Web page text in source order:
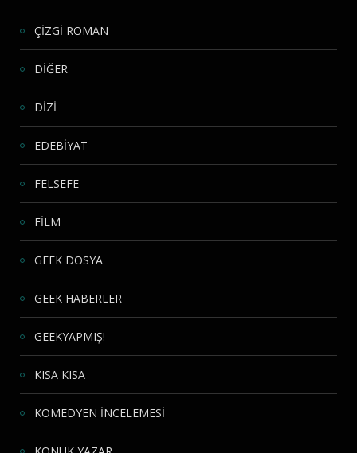
ÇİZGİ ROMAN
DİĞER
DİZİ
EDEBİYAT
FELSEFE
FİLM
GEEK DOSYA
GEEK HABERLER
GEEKYAPMIŞ!
KISA KISA
KOMEDYEN İNCELEMESİ